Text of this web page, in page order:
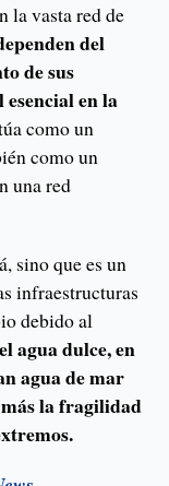
la vasta red de
del
de sus
en la
como un
como un
una red
sino que es un
infraestructuras
debido al
agua dulce, en
agua de mar
más la fragilidad